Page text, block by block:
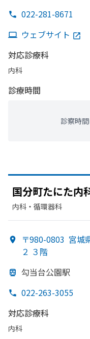
022-281-8671
ウェブサイト
対応診療科
内科
診療時間
診察時
国分町たにた内
内科・​循環器科
〒980-0803 宮城
２ ３階
勾当台公園駅
022-263-3055
対応診療科
内科